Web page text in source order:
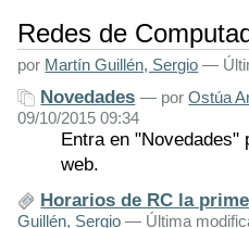
Redes de
por Martín Guillén, Sergio —
Novedades — porOstúa
09/10/2015 09:34
Entra en
web.
Horarios de RC la
Guillén, Sergio — Última